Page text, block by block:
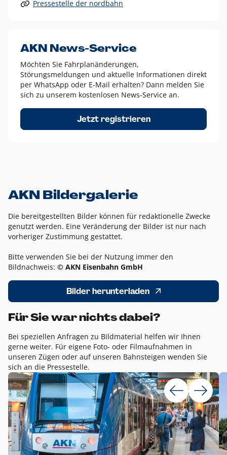
Alle anderen Logo-Varianten dürfen nur in Ausnahmefällen
Diese Ausnahmen sind zum Beispiel:
dem AKN Blau,
weißes Logo auf Fotohintergründen,
schwarzes Logo für reine Schwarz-Weiß-Umsetzungen
Um das Logo herum muss ein Schutzraum von jeweils einer
Höhe bzw. Breite des N aus AKN in alle Richtungen
Pressestelle der nordbahn
AKN News-Service
Möchten Sie Fahrplanänderungen,
Störungsmeldungen und aktuelle Informationen direkt
per WhatsApp oder E-Mail erhalten? Dann melden Sie
sich zu unserem kostenlosen News-Service an.
Jetzt registrieren
AKN Bildergalerie
Die bereitgestellten Bilder können für redaktionelle Zwecke
genutzt werden. Eine Veränderung der Bilder ist nur nach
vorheriger Zustimmung gestattet.
Bitte verwenden Sie bei der Nutzung immer den
Bildnachweis: © AKN Eisenbahn GmbH
Bilder herunterladen
Für Sie war nichts dabei?
Bei speziellen Anfragen zu Bildmaterial helfen wir Ihnen
gerne weiter. Für eigene Foto- oder Filmaufnahmen in
unseren Zügen oder auf unseren Bahnsteigen wenden Sie
sich an die Pressestelle.